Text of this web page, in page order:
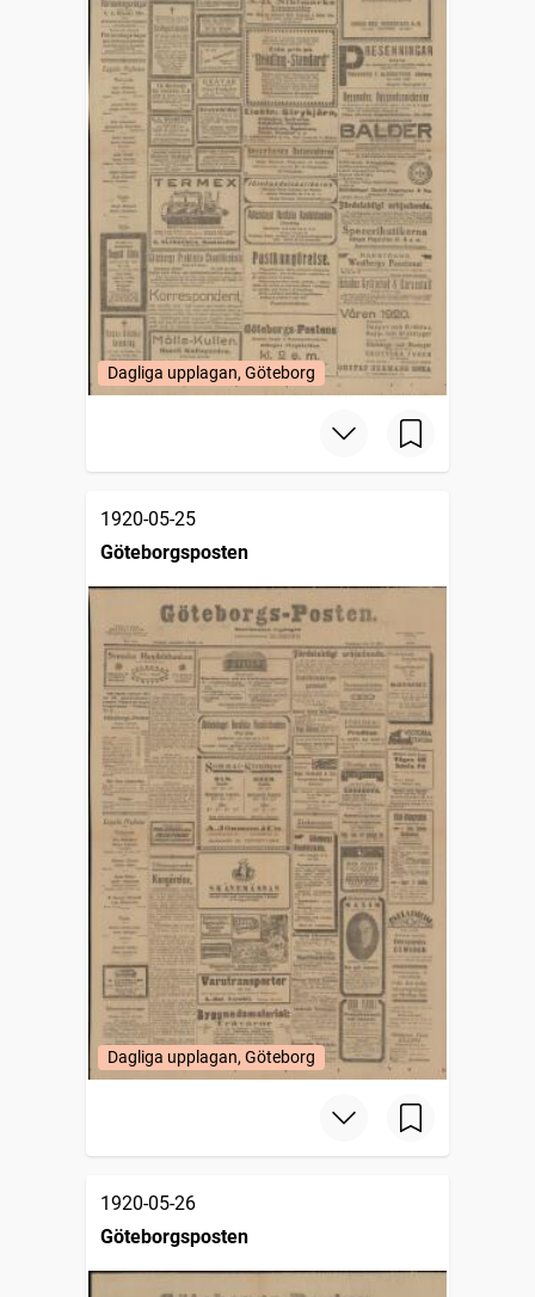
Dagliga upplagan, Göteborg
1920-05-25
Göteborgsposten
Dagliga upplagan, Göteborg
1920-05-26
Göteborgsposten